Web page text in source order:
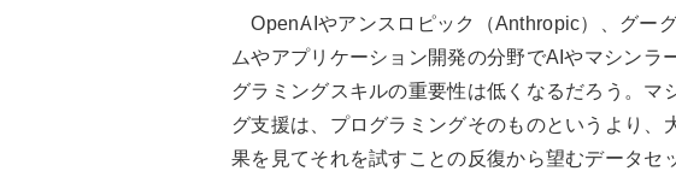
OpenAIやアンスロピック（Anthropic）、グー
ムやアプリケーション開発の分野でAIやマシンラ
グラミングスキルの重要性は低くなるだろう。マ
グ支援は、プログラミングそのものというより、
果を見てそれを試すことの反復から望むデータセ